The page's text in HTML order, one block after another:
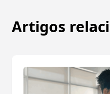
Artigos